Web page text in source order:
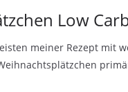
Low
meiner Rezept mit